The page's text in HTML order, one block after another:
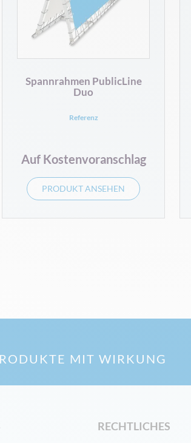
Spannrahmen PublicLine
Duo
Referenz
Auf Kostenvoranschlag
PRODUKT ANSEHEN
MIT WIRKUNG
RECHTLICHES